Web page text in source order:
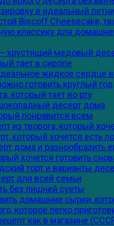
в идеальный
Biscoff Cheesecake,
классику для
— хрустящий медовый
тает в сиропе
жидкое сердце
готовить круглый год
который тает во рту
десерт дома
понравится всем
из творога, который
который хочется есть
дома и разнообразить
хочется готовить
торт и варианты
для всей семьи
без лишней суеты
домашние сырки,
которое легко
как в магазине